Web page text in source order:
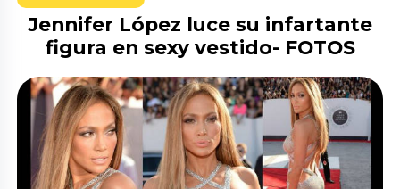
Jennifer López luce su infartante
figura en sexy vestido- FOTOS